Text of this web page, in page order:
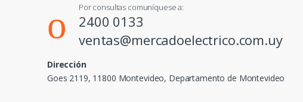
Por consultas comuníquese a:
2400 0133
ventas@mercadoelectrico.com.uy
Dirección
Goes 2119, 11800 Montevideo, Departamento de Montevideo